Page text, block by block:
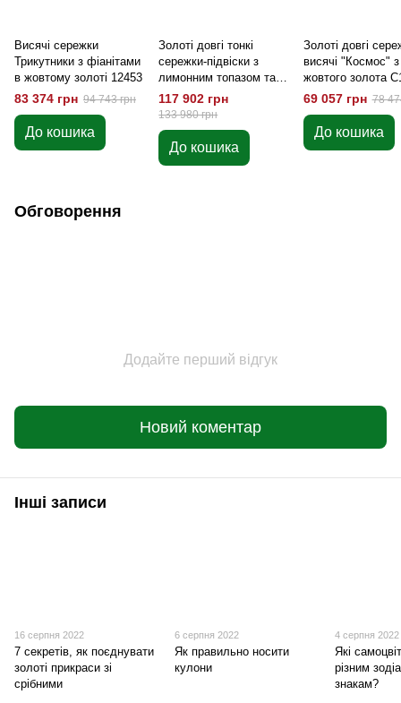
Висячі сережки
Трикутники з фіанітами
в жовтому золоті 12453
83 374 грн 94 743 грн
До кошика
Золоті довгі тонкі
сережки-підвіски з
лимонним топазом та
діамантами 12099б
117 902 грн
133 980 грн
До кошика
Золоті довгі
висячі "Космос" з
жовтого золота
69 057 грн 78
До кошика
Обговорення
Додайте перший відгук
Новий коментар
Інші записи
16 серпня 2022
7 секретів, як поєднувати
золоті прикраси зі
срібними
6 серпня 2022
Як правильно носити
кулони
4 серпня 2022
Які
різним
знакам?